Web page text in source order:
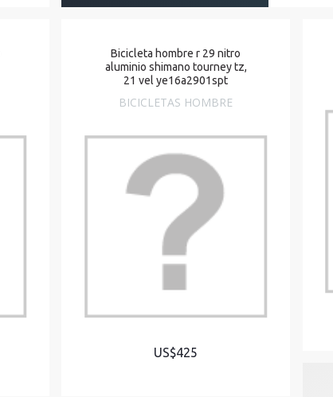
Bicicleta hombre r 29 nitro
aluminio shimano tourney tz,
21 vel ye16a2901spt
BICICLETAS HOMBRE
US$425